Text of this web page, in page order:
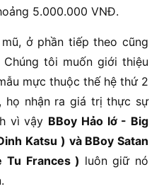
5.000.000 VNĐ.
ở phần tiếp theo cũng
tôi muốn giới thiệu
mực thuộc thế hệ thứ 2
họ nhận ra giá trị thực sự
vì vậy BBoy Hảo lớ - Big
Katsu ) và BBoy Satan
Frances ) luôn giữ nó